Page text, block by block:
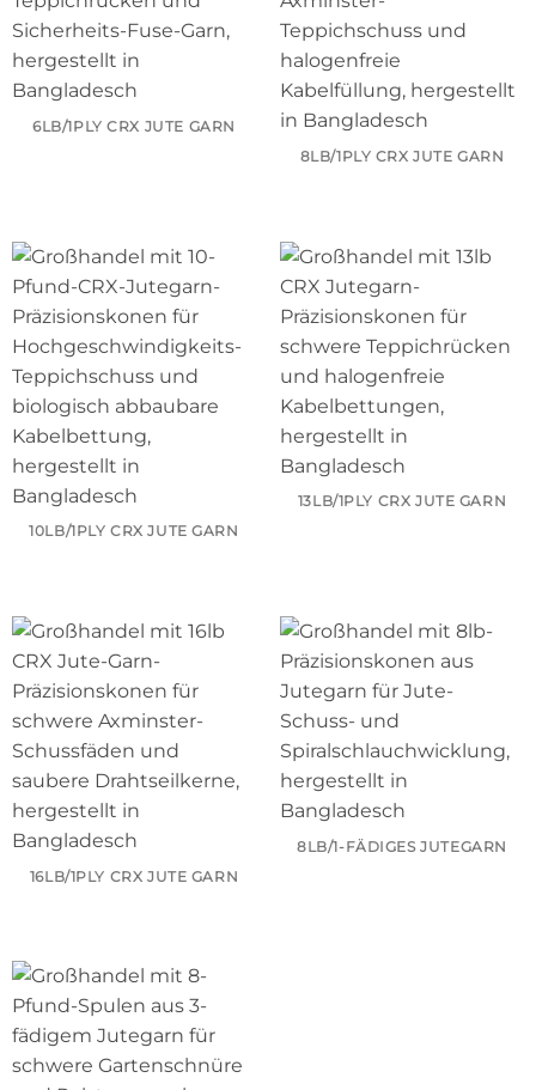
6LB/1PLY CRX JUTE GARN
8LB/1PLY CRX JUTE GARN
10LB/1PLY CRX JUTE GARN
13LB/1PLY CRX JUTE GARN
16LB/1PLY CRX JUTE GARN
8LB/1-FÄDIGES JUTEGARN